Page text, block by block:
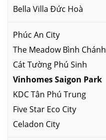
Bella Villa Đức Hoà
Phúc An City
The Meadow Bình Chánh
Cát Tường Phú Sinh
Vinhomes Saigon Park
KDC Tân Phú Trung
Five Star Eco City
Celadon City